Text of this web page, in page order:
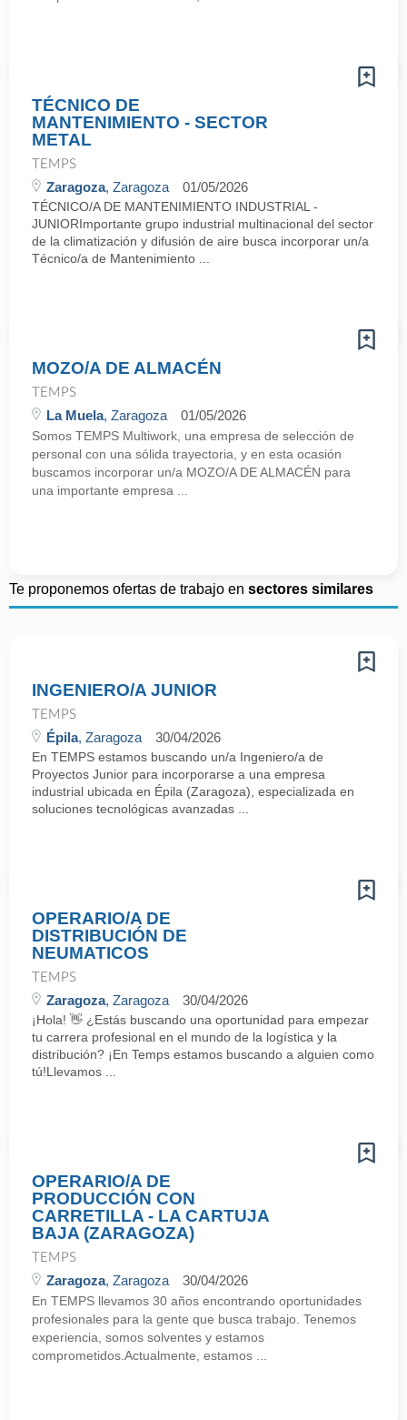
TÉCNICO DE
MANTENIMIENTO - SECTOR
METAL
TEMPS
Zaragoza, Zaragoza 01/05/2026
TÉCNICO/A DE MANTENIMIENTO INDUSTRIAL -
JUNIORImportante grupo industrial multinacional del sector
de la climatización y difusión de aire busca incorporar un/a
Técnico/a de Mantenimiento ...
MOZO/A DE ALMACÉN
TEMPS
La Muela, Zaragoza 01/05/2026
Somos TEMPS Multiwork, una empresa de selección de
personal con una sólida trayectoria, y en esta ocasión
buscamos incorporar un/a MOZO/A DE ALMACÉN para
una importante empresa ...
Te proponemos ofertas de trabajo en sectores similares
INGENIERO/A JUNIOR
TEMPS
Épila, Zaragoza 30/04/2026
En TEMPS estamos buscando un/a Ingeniero/a de
Proyectos Junior para incorporarse a una empresa
industrial ubicada en Épila (Zaragoza), especializada en
soluciones tecnológicas avanzadas ...
OPERARIO/A DE
DISTRIBUCIÓN DE
NEUMATICOS
TEMPS
Zaragoza, Zaragoza 30/04/2026
¡Hola! 👋 ¿Estás buscando una oportunidad para empezar
tu carrera profesional en el mundo de la logística y la
distribución? ¡En Temps estamos buscando a alguien como
tú!Llevamos ...
OPERARIO/A DE
PRODUCCIÓN CON
CARRETILLA - LA CARTUJA
BAJA (ZARAGOZA)
TEMPS
Zaragoza, Zaragoza 30/04/2026
En TEMPS llevamos 30 años encontrando oportunidades
profesionales para la gente que busca trabajo. Tenemos
experiencia, somos solventes y estamos
comprometidos.Actualmente, estamos ...